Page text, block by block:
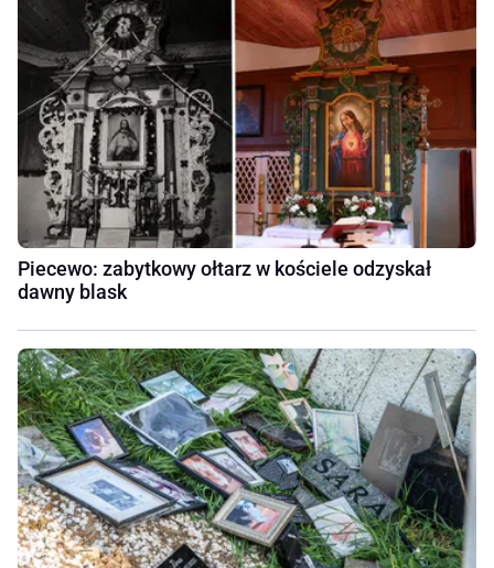
Piecewo: zabytkowy ołtarz w kościele odzyskał
dawny blask